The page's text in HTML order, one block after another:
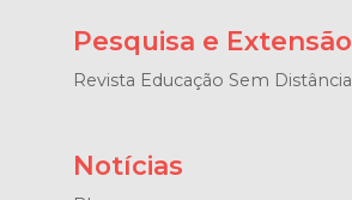
Pesquisa e Extensão
Revista Educação Sem Distância
Notícias